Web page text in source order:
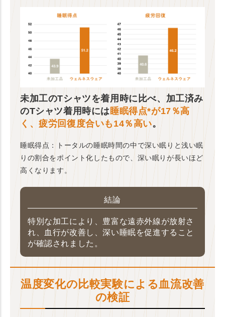
未加工のTシャツを着用時に比べ、加工済み
のTシャツ着用時には睡眠得点*が17％高
く、疲労回復度合いも14％高い。
睡眠得点：トータルの睡眠時間の中で深い眠りと浅い眠
りの割合をポイント化したもので、深い眠りが長いほど
高くなります。
結論
特別な加工により、豊富な遠赤外線が放射さ
れ、血行が改善し、深い睡眠を促進すること
が確認されました。
温度変化の比較実験による血流改善
の検証